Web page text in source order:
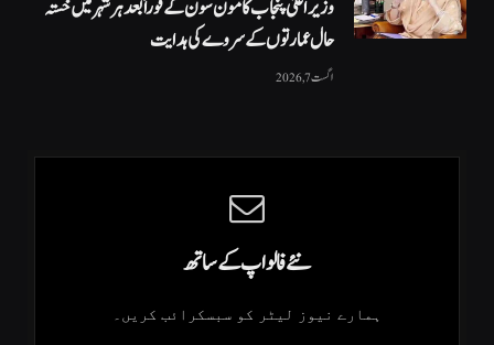
وزیراعلیٰ پنجاب کا مون سون کے فوراً بعد ہر شہر میں خستہ
حال عمارتوں کے سروے کی ہدایت
اگست 7, 2026
نئے فالو اپ کے ساتھ
ہمارے نیوز لیٹر کو سبسکرائب کریں۔